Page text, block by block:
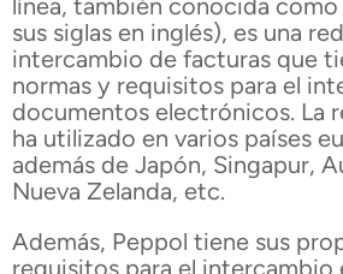
línea, también conocida como
sus siglas en inglés), es una
intercambio de facturas que
normas y requisitos para el
documentos electrónicos. La
ha utilizado en varios países
además de Japón, Singapur,
Nueva Zelanda, etc.
Además, Peppol tiene sus
requisitos para el